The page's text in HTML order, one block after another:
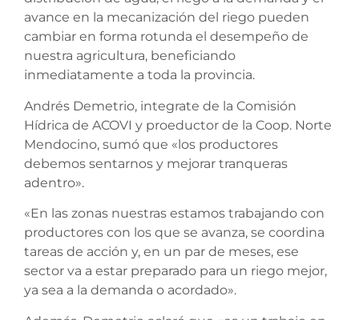
avance en la mecanización del riego pueden
cambiar en forma rotunda el desempeño de
nuestra agricultura, beneficiando
inmediatamente a toda la provincia.
Andrés Demetrio, integrate de la Comisión
Hídrica de ACOVI y proeductor de la Coop. Norte
Mendocino, sumó que «los productores
debemos sentarnos y mejorar tranqueras
adentro».
«En las zonas nuestras estamos trabajando con
productores con los que se avanza, se coordina
tareas de acción y, en un par de meses, ese
sector va a estar preparado para un riego mejor,
ya sea a la demanda o acordado».